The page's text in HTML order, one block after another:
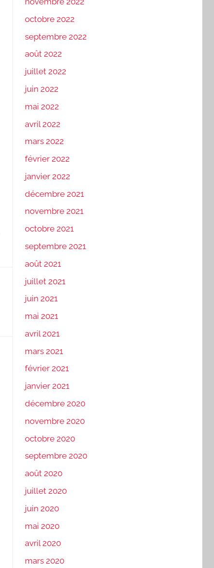
octobre 2022
septembre 2022
août 2022
juillet 2022
juin 2022
mai 2022
avril 2022
mars 2022
février 2022
janvier 2022
décembre 2021
novembre 2021
octobre 2021
septembre 2021
août 2021
juillet 2021
juin 2021
mai 2021
avril 2021
mars 2021
février 2021
janvier 2021
décembre 2020
novembre 2020
octobre 2020
septembre 2020
août 2020
juillet 2020
juin 2020
mai 2020
avril 2020
mars 2020